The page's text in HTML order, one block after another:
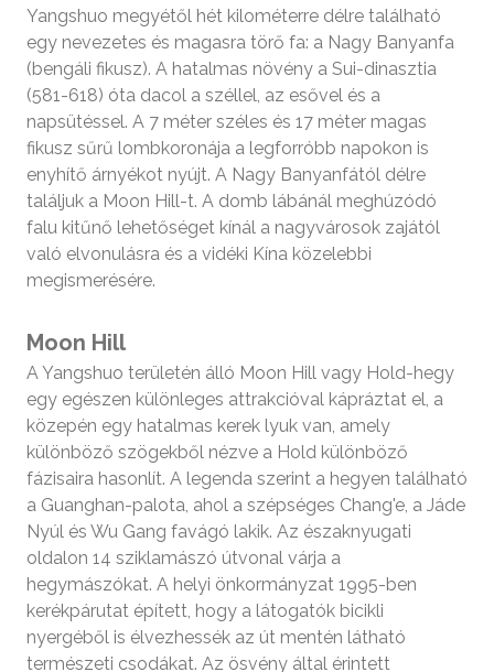
Yangshuo megyétől hét kilométerre délre található
egy nevezetes és magasra törő fa: a Nagy Banyanfa
(bengáli fikusz). A hatalmas növény a Sui-dinasztia
(581-618) óta dacol a széllel, az esővel és a
napsütéssel. A 7 méter széles és 17 méter magas
fikusz sűrű lombkoronája a legforróbb napokon is
enyhítő árnyékot nyújt. A Nagy Banyanfától délre
találjuk a Moon Hill-t. A domb lábánál meghúzódó
falu kitűnő lehetőséget kínál a nagyvárosok zajától
való elvonulásra és a vidéki Kína közelebbi
megismerésére.
Moon Hill
A Yangshuo területén álló Moon Hill vagy Hold-hegy
egy egészen különleges attrakcióval kápráztat el, a
közepén egy hatalmas kerek lyuk van, amely
különböző szögekből nézve a Hold különböző
fázisaira hasonlít. A legenda szerint a hegyen található
a Guanghan-palota, ahol a szépséges Chang'e, a Jáde
Nyúl és Wu Gang favágó lakik. Az északnyugati
oldalon 14 sziklamászó útvonal várja a
hegymászókat. A helyi önkormányzat 1995-ben
kerékpárutat épített, hogy a látogatók bicikli
nyergéből is élvezhessék az út mentén látható
természeti csodákat. Az ösvény által érintett